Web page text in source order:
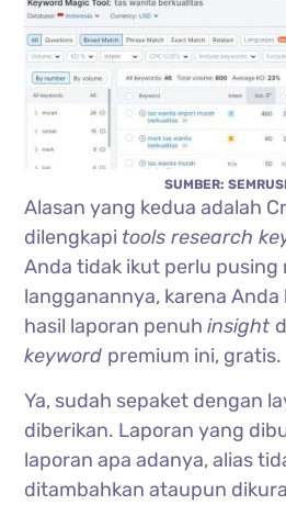
SUMBER:
Alasan yang kedua adalah
dilengkapi tools research
Anda tidak ikut perlu pusing
langganannya, karena
hasil laporan penuhinsight
keyword premium ini, gratis.
Ya, sudah sepaket dengan
diberikan. Laporan yang
laporan apa adanya, alias
ditambahkan ataupun